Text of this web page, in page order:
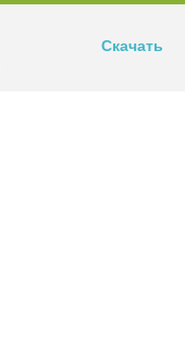
Скачать